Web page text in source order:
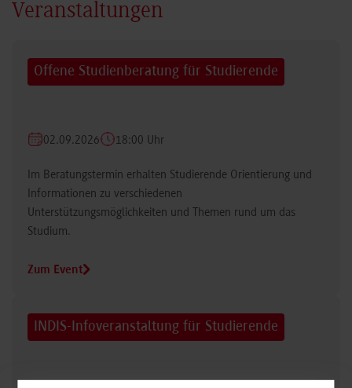
Veranstaltungen
Offene Studienberatung für Studierende
02.09.2026 18:00 Uhr
Im Beratungstermin erhalten Studierende Orientierung und
Informationen zu verschiedenen
Unterstützungsmöglichkeiten und Themen rund um das
Studium.
Zum Event
INDIS-Infoveranstaltung für Studierende